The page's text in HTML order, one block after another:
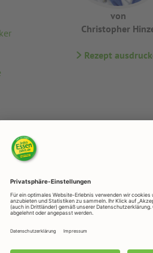
von
Christopher
Rezept
mit Dattel
geschnitten